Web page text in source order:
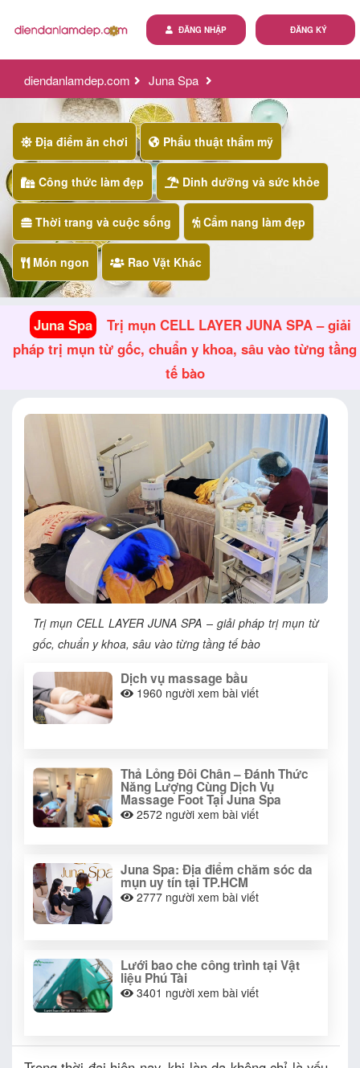
ĐĂNG KÝ
ĐĂNG NHẬP
diendanlamdep.com
Juna Spa
trị mụn cell layer juna spa – giải pháp trị mụn từ gốc, chuẩn
y khoa, sâu vào từng tầng tế bào
Địa điểm ăn chơi Phẩu thuật thẩm mỹ
Công thức làm đẹp Dinh dưỡng và sức khỏe
Thời trang và cuộc sống Cẩm nang làm đẹp
Món ngon Rao Vặt Khác
Juna Spa
Trị mụn CELL LAYER JUNA SPA – giải
pháp trị mụn từ gốc, chuẩn y khoa, sâu vào từng tầng
tế bào
Trị mụn CELL LAYER JUNA SPA – giải pháp trị mụn từ
gốc, chuẩn y khoa, sâu vào từng tầng tế bào
Dịch vụ massage bầu
1960 người xem bài viết
Thả Lỏng Đôi Chân – Đánh Thức
Năng Lượng Cùng Dịch Vụ
Massage Foot Tại Juna Spa
2572 người xem bài viết
Juna Spa: Địa điểm chăm sóc da
mụn uy tín tại TP.HCM
2777 người xem bài viết
Lưới bao che công trình tại Vật
liệu Phú Tài
3401 người xem bài viết